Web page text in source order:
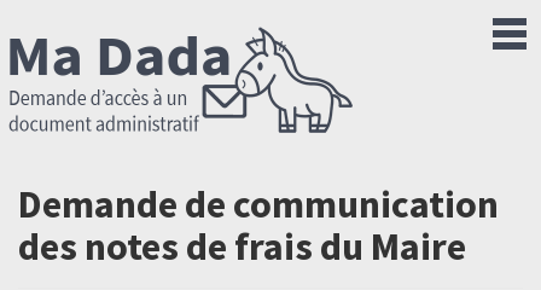
Demande de communication
des notes de frais du Maire